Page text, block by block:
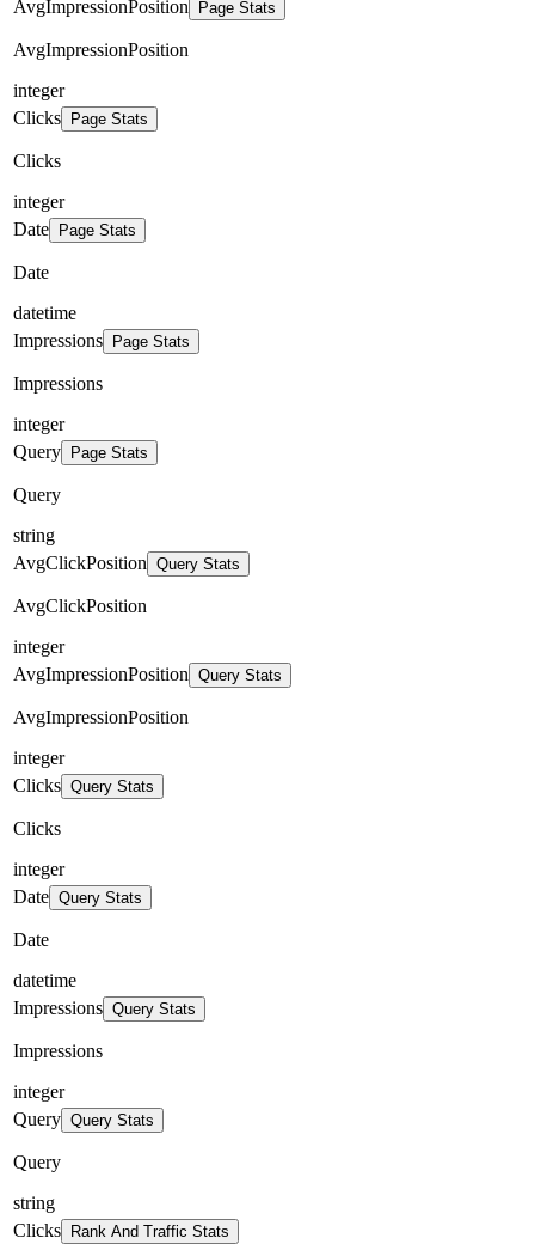
AvgImpressionPosition Page Stats
AvgImpressionPosition
integer
Clicks
Page Stats
Clicks
integer
Date
Page Stats
Date
datetime
Impressions
Page Stats
Impressions
integer
Query
Page Stats
Query
string
AvgClickPosition Query Stats
AvgClickPosition
integer
AvgImpressionPosition Query Stats
AvgImpressionPosition
integer
Clicks Query Stats
Clicks
integer
Date Query Stats
Date
datetime
Impressions Query Stats
Impressions
integer
Query Query Stats
Query
string
Clicks
Rank And Traffic Stats